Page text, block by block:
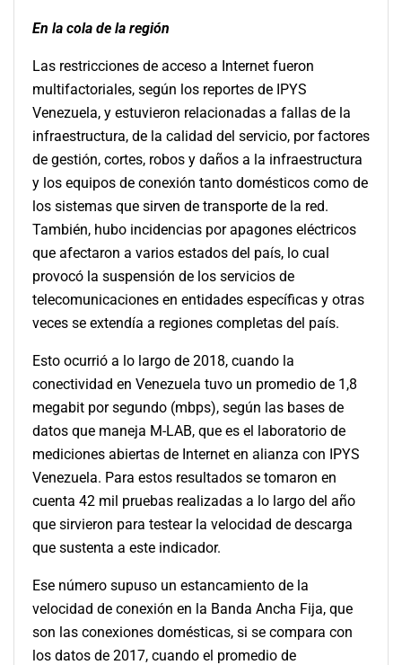
En la cola de la región
Las restricciones de acceso a Internet fueron
multifactoriales, según los reportes de IPYS
Venezuela, y estuvieron relacionadas a fallas de la
infraestructura, de la calidad del servicio, por factores
de gestión, cortes, robos y daños a la infraestructura
y los equipos de conexión tanto domésticos como de
los sistemas que sirven de transporte de la red.
También, hubo incidencias por apagones eléctricos
que afectaron a varios estados del país, lo cual
provocó la suspensión de los servicios de
telecomunicaciones en entidades específicas y otras
veces se extendía a regiones completas del país.
Esto ocurrió a lo largo de 2018, cuando la
conectividad en Venezuela tuvo un promedio de 1,8
megabit por segundo (mbps), según las bases de
datos que maneja M-LAB, que es el laboratorio de
mediciones abiertas de Internet en alianza con IPYS
Venezuela. Para estos resultados se tomaron en
cuenta 42 mil pruebas realizadas a lo largo del año
que sirvieron para testear la velocidad de descarga
que sustenta a este indicador.
Ese número supuso un estancamiento de la
velocidad de conexión en la Banda Ancha Fija, que
son las conexiones domésticas, si se compara con
los datos de 2017, cuando el promedio de